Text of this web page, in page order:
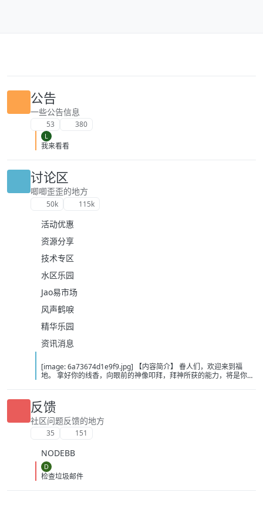
公告
一些公告信息
53 380
L
我来看看
讨论区
唧唧歪歪的地方
50k 115k
活动优惠
资源分享
技术专区
水区乐园
Jao易市场
风声鹤唳
精华乐园
资讯消息
[image: 6a73674d1e9f9.jpg] 【内容简介】 眷人们，欢迎来到福
地。 拿好你的线香，向眼前的神像叩拜，拜神所获的能力，将是你们
悲剧轮回…… 【作者简介】 作者：幻梦猎人，起点中文网作者，代表
作品：《灾厄收容所》《诡异分解指南》《天灾疯人院》《基因收容
所》等 【下载地址】 百度：
https://pan.baidu.com/s/1CTpsB1_Ju5NwzAhO0MvwZQ?pwd=9a1v
夸克：https://pan.quark.cn/s/ffe07719ebb3?pwd=aUYh 移动：
反馈
社区问题反馈的地方
35 151
NODEBB
D
检查垃圾邮件